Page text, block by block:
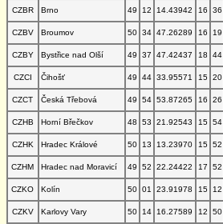
CZBR
Brno 49 12 14.43942 16 36
CZBV
Broumov 50 34 47.26289 16 19
CZBY
Bystřice nad Olší 49 37 47.42437 18 44
CZCI
Čihošť 49 44 33.95571 15 20
CZCT
Česká Třebová 49 54 53.87265 16 26
CZHB
Horní Břečkov 48 53 21.92543 15 54
CZHK
Hradec Králové 50 13 13.23970 15 52
CZHM
Hradec nad Moravicí 49 52 22.24422 17 52
CZKO
Kolín 50 01 23.91978 15 12
CZKV
Karlovy Vary 50 14 16.27589 12 50